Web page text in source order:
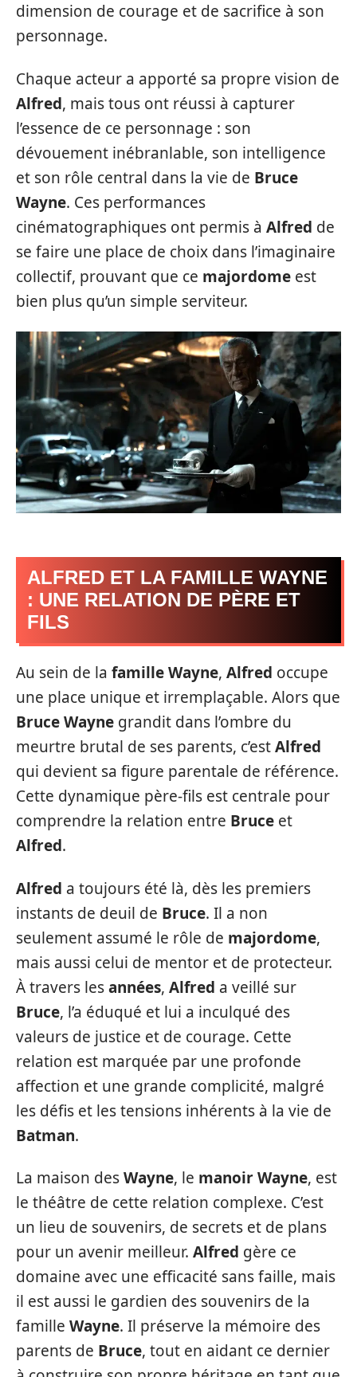
dimension de courage et de sacrifice à son
personnage.
Chaque acteur a apporté sa propre vision de
Alfred, mais tous ont réussi à capturer
l’essence de ce personnage : son
dévouement inébranlable, son intelligence
et son rôle central dans la vie de Bruce
Wayne. Ces performances
cinématographiques ont permis à Alfred de
se faire une place de choix dans l’imaginaire
collectif, prouvant que ce majordome est
bien plus qu’un simple serviteur.
ALFRED ET LA FAMILLE WAYNE
: UNE RELATION DE PÈRE ET
FILS
Au sein de la famille Wayne, Alfred occupe
une place unique et irremplaçable. Alors que
Bruce Wayne grandit dans l’ombre du
meurtre brutal de ses parents, c’estAlfred
qui devient sa figure parentale de référence.
Cette dynamique père-fils est centrale pour
comprendre la relation entre Bruce et
Alfred.
Alfred a toujours été là, dès les premiers
instants de deuil de Bruce. Il a non
seulement assumé le rôle de majordome,
mais aussi celui de mentor et de protecteur.
À travers lesannées, Alfred a veillé sur
Bruce, l’a éduqué et lui a inculqué des
valeurs de justice et de courage. Cette
relation est marquée par une profonde
affection et une grande complicité, malgré
les défis et les tensions inhérents à la vie de
Batman.
La maison desWayne, le manoir Wayne, est
le théâtre de cette relation complexe. C’est
un lieu de souvenirs, de secrets et de plans
pour un avenir meilleur. Alfred gère ce
domaine avec une efficacité sans faille, mais
il est aussi le gardien des souvenirs de la
famille Wayne. Il préserve la mémoire des
parents de Bruce, tout en aidant ce dernier